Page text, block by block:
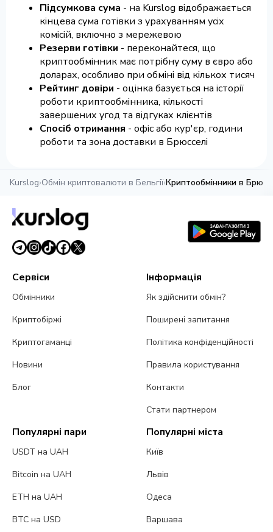
Підсумкова сума - на Kurslog відображається
кінцева сума готівки з урахуванням усіх
комісій, включно з мережевою
Резерви готівки - переконайтеся, що
криптообмінник має потрібну суму в євро або
доларах, особливо при обміні від кількох тисяч
Рейтинг довіри - оцінка базується на історії
роботи криптообмінника, кількості
завершених угод та відгуках клієнтів
Спосіб отримання - офіс або кур'єр, години
роботи та зона доставки в Брюсселі
Kurslog›Обмін криптовалюти в Бельгії›Криптообмінники в
Сервіси
Обмінники
Криптобіржі
Криптогаманці
Новини
Блог
Інформація
Як здійснити обмін?
Поширені запитання
Політика конфіденційності
Правила користування
Контакти
Стати партнером
Популярні пари
USDT на UAH
Bitcoin на UAH
ETH на UAH
BTC на USD
Популярні міста
Київ
Львів
Одеса
Варшава